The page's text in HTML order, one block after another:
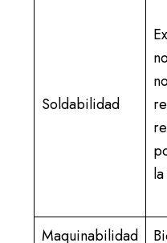
Soldabilidad
Maquinabilidad